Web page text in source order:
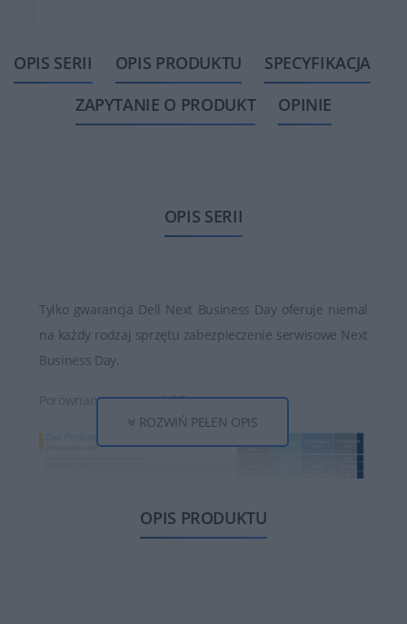
OPIS SERII OPIS PRODUKTU
SPECYFIKACJA
ZAPYTANIE O PRODUKT
OPINIE
OPIS SERII
Tylko gwarancja Dell Next Business Day oferuje niemal
na każdy rodzaj sprzętu zabezpieczenie serwisowe Next
Business Day.
Porównanie gwarancji DELL:
ROZWIŃ PEŁEN OPIS
OPIS PRODUKTU